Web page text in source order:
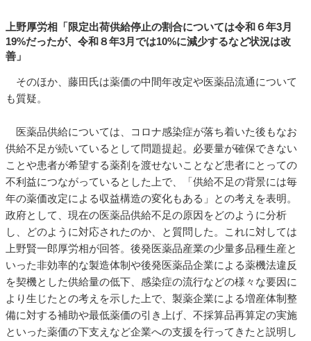
上野厚労相「限定出荷供給停止の割合については令和６年3月
19%だったが、令和８年3月では10%に減少するなど状況は改
善」
そのほか、藤田氏は薬価の中間年改定や医薬品流通について
も質疑。
医薬品供給については、コロナ感染症が落ち着いた後もなお
供給不足が続いているとして問題提起。必要量が確保できない
ことや患者が希望する薬剤を渡せないことなど患者にとっての
不利益につながっているとした上で、「供給不足の背景には毎
年の薬価改定による収益構造の変化もある」との考えを表明。
政府として、現在の医薬品供給不足の原因をどのように分析
し、どのように対応されたのか、と質問した。これに対しては
上野賢一郎厚労相が回答。後発医薬品産業の少量多品種生産と
いった非効率的な製造体制や後発医薬品企業による薬機法違反
を契機とした供給量の低下、感染症の流行などの様々な要因に
より生じたとの考えを示した上で、製薬企業による増産体制整
備に対する補助や最低薬価の引き上げ、不採算品再算定の実施
といった薬価の下支えなど企業への支援を行ってきたと説明し